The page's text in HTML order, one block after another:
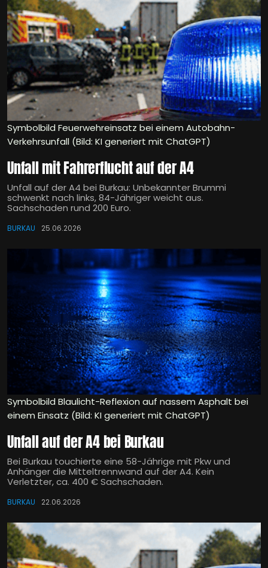
Symbolbild Feuerwehreinsatz bei einem Autobahn-
Verkehrsunfall (Bild: KI generiert mit ChatGPT)
Unfall mit Fahrerflucht auf der A4
Unfall auf der A4 bei Burkau: Unbekannter Brummi
schwenkt nach links, 84-Jähriger weicht aus.
Sachschaden rund 200 Euro.
BURKAU 25.06.2026
Symbolbild Blaulicht-Reflexion auf nassem Asphalt bei
einem Einsatz (Bild: KI generiert mit ChatGPT)
Unfall auf der A4 bei Burkau
Bei Burkau touchierte eine 58-Jährige mit Pkw und
Anhänger die Mitteltrennwand auf der A4. Kein
Verletzter, ca. 400 € Sachschaden.
BURKAU 22.06.2026